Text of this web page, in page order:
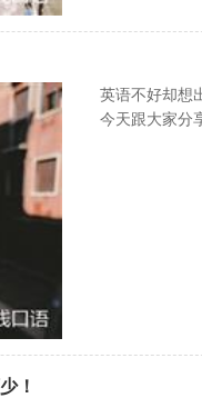
英语不好却想
今天跟大家分
！